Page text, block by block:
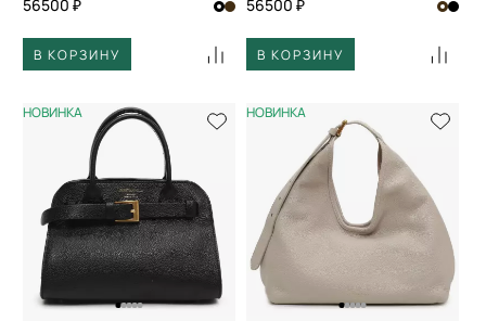
56500 ₽
В КОРЗИНУ
56500 ₽
В КОРЗИНУ
НОВИНКА НОВИНКА